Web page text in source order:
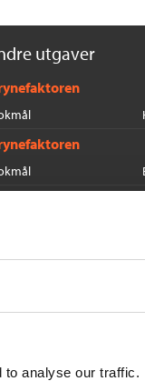
to analyse our traffic.
utgaver